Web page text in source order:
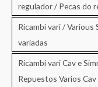
regulador / Pecas do
Ricambi vari /
variadas
Ricambi vari Cav e
Repuestos Varios